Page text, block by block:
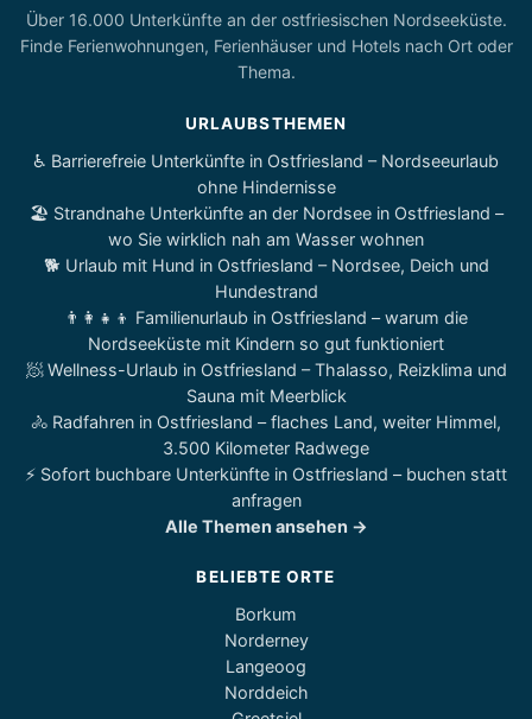
Über 16.000 Unterkünfte an der ostfriesischen Nordseeküste.
Finde Ferienwohnungen, Ferienhäuser und Hotels nach Ort oder
Thema.
URLAUBSTHEMEN
♿ Barrierefreie Unterkünfte in Ostfriesland – Nordseeurlaub
ohne Hindernisse
🏖️ Strandnahe Unterkünfte an der Nordsee in Ostfriesland –
wo Sie wirklich nah am Wasser wohnen
🐕 Urlaub mit Hund in Ostfriesland – Nordsee, Deich und
Hundestrand
👨‍👩‍👧‍👦 Familienurlaub in Ostfriesland – warum die
Nordseeküste mit Kindern so gut funktioniert
🧖 Wellness-Urlaub in Ostfriesland – Thalasso, Reizklima und
Sauna mit Meerblick
🚴 Radfahren in Ostfriesland – flaches Land, weiter Himmel,
3.500 Kilometer Radwege
⚡ Sofort buchbare Unterkünfte in Ostfriesland – buchen statt
anfragen
Alle Themen ansehen →
BELIEBTE ORTE
Borkum
Norderney
Langeoog
Norddeich